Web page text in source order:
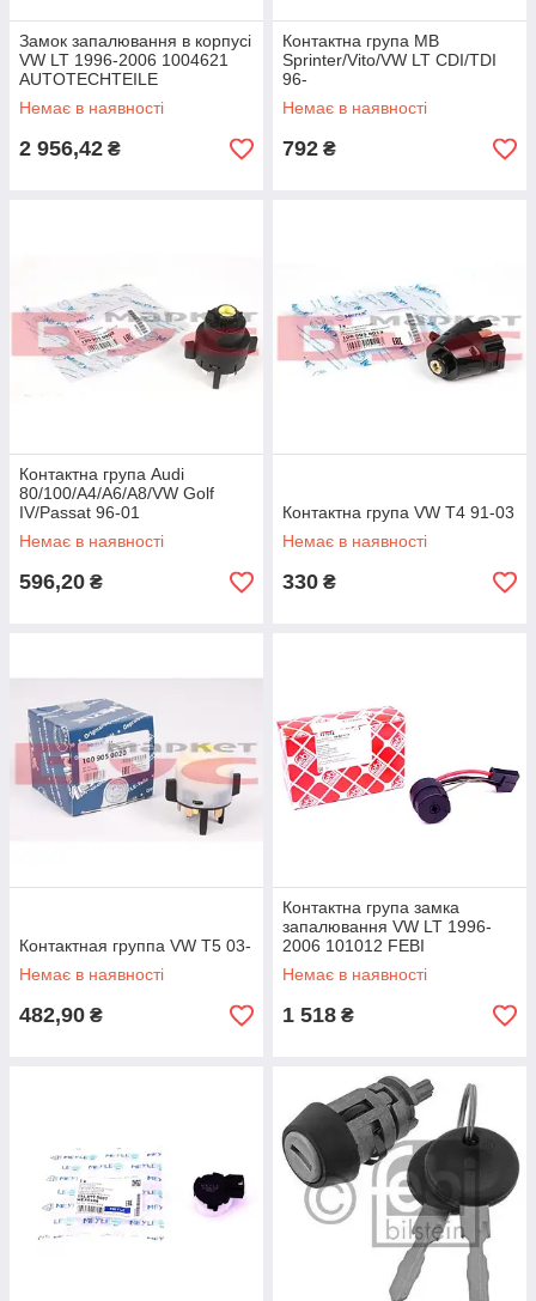
Замок запалювання в корпусі
VW LT 1996-2006 1004621
AUTOTECHTEILE
Немає в наявності
2 956,42 ₴
Контактна група MB
Sprinter/Vito/VW LT CDI/TDI
96-
Немає в наявності
792 ₴
Контактна група Audi
80/100/A4/A6/A8/VW Golf
IV/Passat 96-01
Немає в наявності
596,20 ₴
Контактна група VW T4 91-03
Немає в наявності
330 ₴
Контактная группа VW T5 03-
Немає в наявності
482,90 ₴
Контактна група замка
запалювання VW LT 1996-
2006 101012 FEBI
Немає в наявності
1 518 ₴